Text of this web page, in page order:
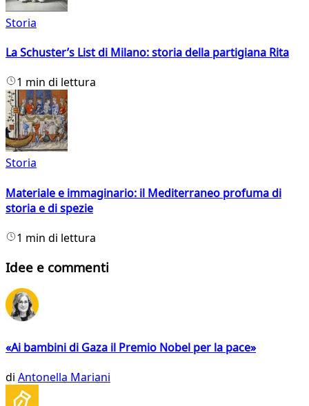
Storia
La Schuster’s List di Milano: storia della partigiana Rita
1 min di lettura
Storia
Materiale e immaginario: il Mediterraneo profuma di
storia e di spezie
1 min di lettura
Idee e commenti
«Ai bambini di Gaza il Premio Nobel per la pace»
di Antonella Mariani